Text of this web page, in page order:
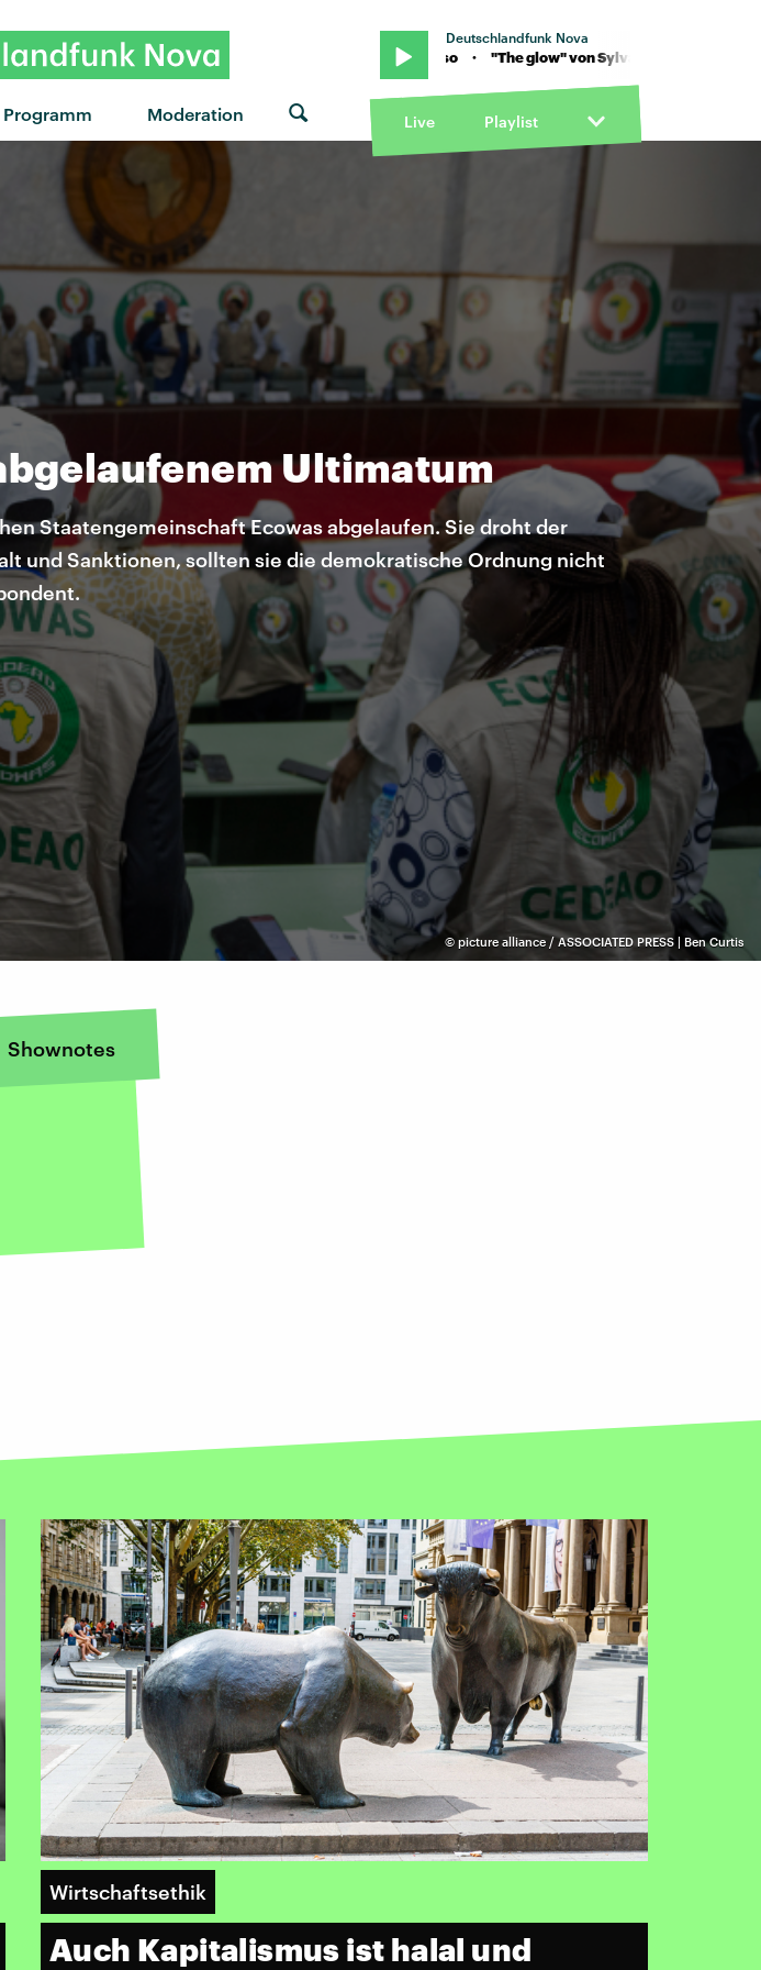
Programm Moderation
Deutschlandfunk Nova
von Sylvan Esso · "The glow" von Sylvan Esso · "The glow" von Sylvan Esso
Live Playlist
© picture alliance / ASSOCIATED PRESS | Ben Curtis
Ultimatum
Staatengemeinschaft Ecowas abgelaufen. Sie droht der
und Sanktionen, sollten sie die demokratische Ordnung nicht
Shownotes
Wirtschaftsethik
Auch Kapitalismus ist halal und